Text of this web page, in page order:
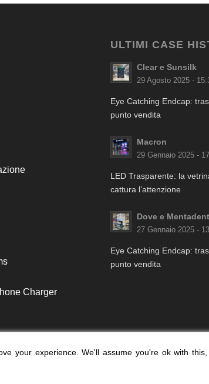
Charger
ULTIMI CASE
Clear e Sunsilk
29 Agosto 2025 -
Eye Catching Endcap:
punto vendita
Macron
29 Gennaio 2025 -
LED Trasparente: la
cattura l’attenzione
Dove e Mentadent
27 Gennaio 2025 -
Eye Catching Endcap:
punto vendita
your experience. We'll assume you're ok with